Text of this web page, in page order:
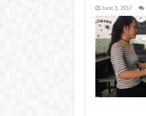
June 3, 2017